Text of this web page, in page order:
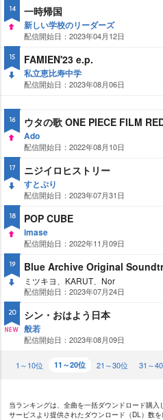
WN
14 一時帰国
新しい学校のリーダーズ
配信開始日：2023年04月12日
15 FAMIEN'23 e.p.
私立恵比寿中学
配信開始日：2023年08月06日
16 ウタの歌 ONE PIECE FILM
Ado
配信開始日：2022年08月10日
17
WN
ニジイロヒストリー
すとぷり
配信開始日：2023年07月31日
18 POP CUBE
imase
配信開始日：2022年11月09日
19
WN
ミツキヨ、KARUT、Nor
配信開始日：2023年07月24日
20 シン・おはよう日本
般若
配信開始日：2023年08月09日
1～10位 11～20位 21～30位 31～
当ランキングは、全曲を一括ダウンドロード購
サービスより提供されたダウンロード（DL）数を